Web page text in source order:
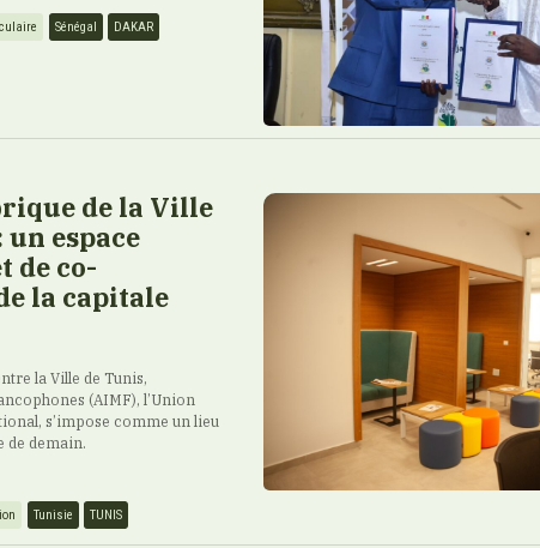
Sénégal DAKAR
de la Ville
un espace
de co-
la capitale
la Ville de Tunis,
(AIMF), l’Union
s’impose comme un lieu
de demain.
Tunisie TUNIS